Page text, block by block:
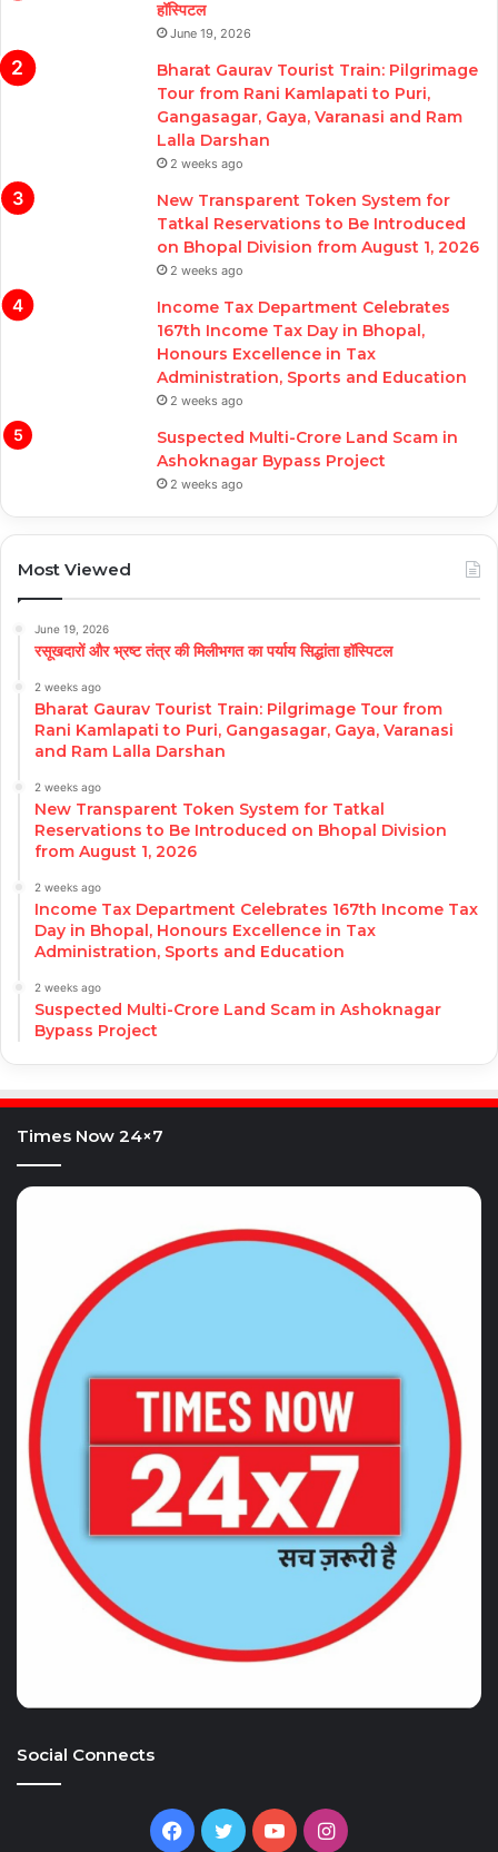
हॉस्पिटल
June 19, 2026
Bharat Gaurav Tourist Train: Pilgrimage
Tour from Rani Kamlapati to Puri,
Gangasagar, Gaya, Varanasi and Ram
Lalla Darshan
2 weeks ago
New Transparent Token System for
Tatkal Reservations to Be Introduced
on Bhopal Division from August 1, 2026
2 weeks ago
Income Tax Department Celebrates
167th Income Tax Day in Bhopal,
Honours Excellence in Tax
Administration, Sports and Education
2 weeks ago
Suspected Multi-Crore Land Scam in
Ashoknagar Bypass Project
2 weeks ago
Most Viewed
June 19, 2026
रसूखदारों और भ्रष्ट तंत्र की मिलीभगत का पर्याय सिद्धांता हॉस्पिटल
2 weeks ago
Bharat Gaurav Tourist Train: Pilgrimage Tour from
Rani Kamlapati to Puri, Gangasagar, Gaya, Varanasi
and Ram Lalla Darshan
2 weeks ago
New Transparent Token System for Tatkal
Reservations to Be Introduced on Bhopal Division
from August 1, 2026
2 weeks ago
Income Tax Department Celebrates 167th Income Tax
Day in Bhopal, Honours Excellence in Tax
Administration, Sports and Education
2 weeks ago
Suspected Multi-Crore Land Scam in Ashoknagar
Bypass Project
Times Now 24×7
Social Connects
Facebook
TwitterYouTubeInstagram